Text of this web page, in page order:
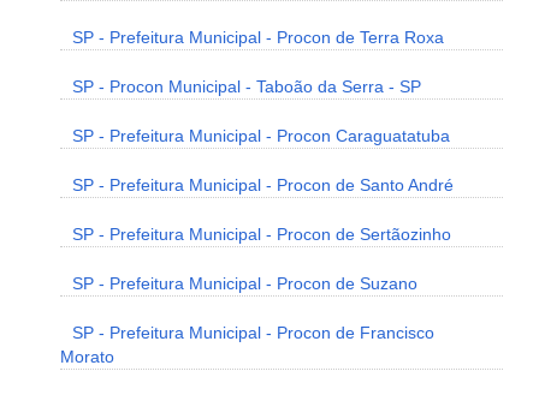
SP - Prefeitura Municipal - Procon de Terra Roxa
SP - Procon Municipal - Taboão da Serra - SP
SP - Prefeitura Municipal - Procon Caraguatatuba
SP - Prefeitura Municipal - Procon de Santo André
SP - Prefeitura Municipal - Procon de Sertãozinho
SP - Prefeitura Municipal - Procon de Suzano
SP - Prefeitura Municipal - Procon de Francisco
Morato